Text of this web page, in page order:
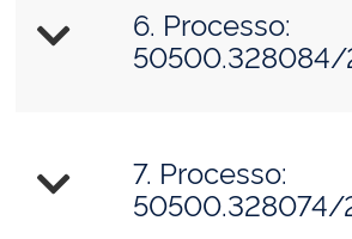
6. Processo:
50500.328084/
7. Processo:
50500.328074/